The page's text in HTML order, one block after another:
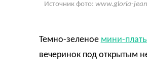
Источник фото: www.gloria-
Темно-зеленое мини-
вечеринок под открытым